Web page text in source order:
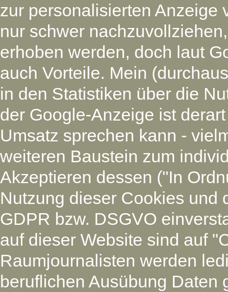
zur personalisierten Anzeige
nur schwer
erhoben werden, doch laut
auch Vorteile. Mein
in den Statistiken über die
der Google-Anzeige ist
Umsatz sprechen kann -
weiteren Baustein zum
Akzeptieren dessen ("In
Nutzung dieser Cookies und
GDPR bzw. DSGVO
auf dieser Website sind auf
Raumjournalisten werden
beruflichen Ausübung Daten